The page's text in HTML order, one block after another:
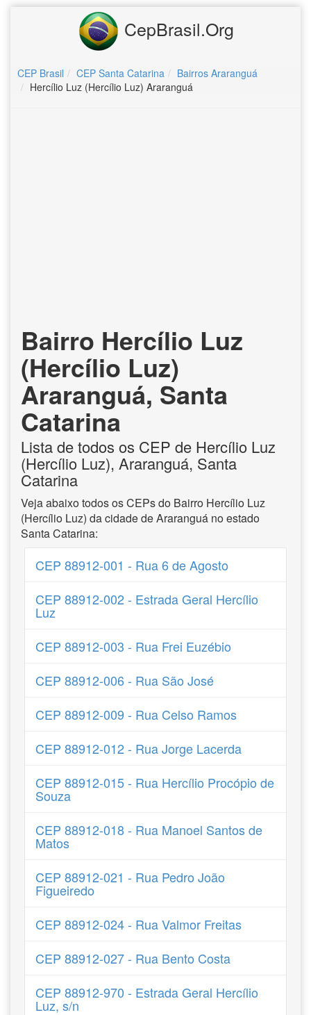
CepBrasil.Org
CEP Brasil CEP Santa Catarina
Bairros Araranguá
Hercílio Luz (Hercílio Luz) Araranguá
Bairro Hercílio Luz
(Hercílio Luz)
Araranguá, Santa
Catarina
Lista de todos os CEP de Hercílio Luz
(Hercílio Luz), Araranguá, Santa
Catarina
Veja abaixo todos os CEPs do Bairro Hercílio Luz
(Hercílio Luz) da cidade de Araranguá no estado
Santa Catarina:
CEP 88912-001 - Rua 6 de Agosto
CEP 88912-002 - Estrada Geral Hercílio
Luz
CEP 88912-003 - Rua Frei Euzébio
CEP 88912-006 - Rua São José
CEP 88912-009 - Rua Celso Ramos
CEP 88912-012 - Rua Jorge Lacerda
CEP 88912-015 - Rua Hercílio Procópio de
Souza
CEP 88912-018 - Rua Manoel Santos de
Matos
CEP 88912-021 - Rua Pedro João
Figueiredo
CEP 88912-024 - Rua Valmor Freitas
CEP 88912-027 - Rua Bento Costa
CEP 88912-970 - Estrada Geral Hercílio
Luz, s/n